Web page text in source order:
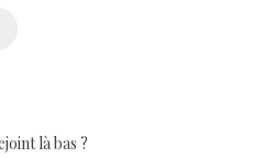
là bas ?